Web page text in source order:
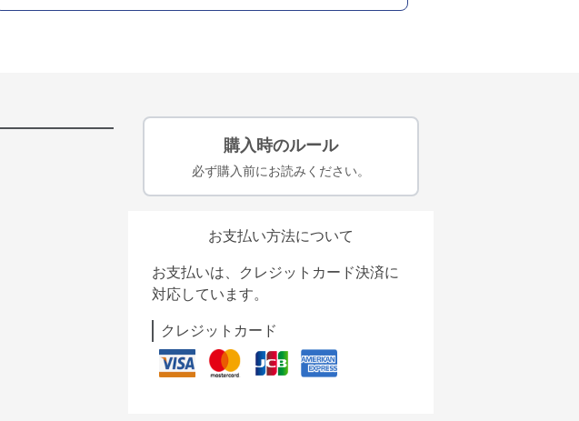
購入時のルール
必ず購入前にお読みください。
お支払い方法について
お支払いは、クレジットカード決済に
対応しています。
クレジットカード